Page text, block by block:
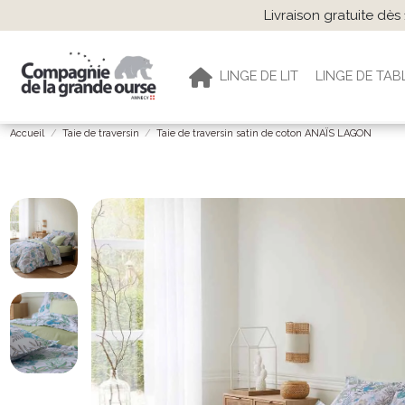
Livraison gratuite
LINGE DE LIT LINGE DE
Accueil Taie de traversin Taie de traversin satin de coton ANAÏS LAGON